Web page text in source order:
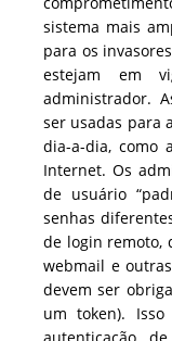
sistema mais
para os
estejam em
administrador.
ser usadas para
dia-a-dia, como
Internet. Os
de usuário
senhas
de login remoto,
webmail e
devem ser
um token).